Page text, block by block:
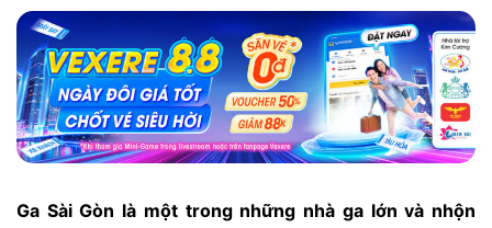
Ga Sài Gòn là một trong những nhà ga lớn và nhộn